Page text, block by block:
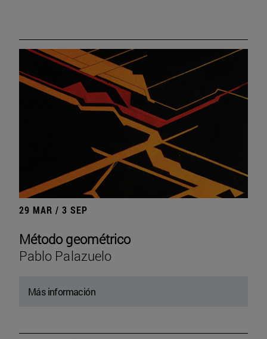
29 MAR / 3 SEP
Método geométrico
Pablo Palazuelo
Más información